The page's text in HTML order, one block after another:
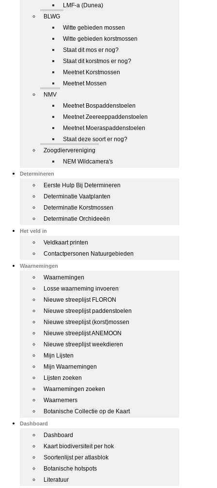
LMF-a (Dunea)
BLWG
Witte gebieden mossen
Witte gebieden korstmossen
Staat dit mos er nog?
Staat dit korstmos er nog?
Meetnet Korstmossen
Meetnet Mossen
NMV
Meetnet Bospaddenstoelen
Meetnet Zeereeppaddenstoelen
Meetnet Moeraspaddenstoelen
Staat deze soort er nog?
Zoogdiervereniging
NEM Wildcamera's
Determineren
Eerste Hulp Bij Determineren
Determinatie Vaatplanten
Determinatie Korstmossen
Determinatie Orchideeën
Het veld in
Veldkaart printen
Contactpersonen Natuurgebieden
Waarnemingen
Waarnemingen
Losse waarneming invoeren
Nieuwe streeplijst FLORON
Nieuwe streeplijst paddenstoelen
Nieuwe streeplijst (korst)mossen
Nieuwe streeplijst ANEMOON
Nieuwe streeplijst weekdieren
Mijn Lijsten
Mijn Waarnemingen
Lijsten zoeken
Waarnemingen zoeken
Waarnemers
Botanische Collectie op de Kaart
Dashboard
Dashboard
Kaart biodiversiteit per hok
Soortenlijst per atlasblok
Botanische hotspots
Literatuur